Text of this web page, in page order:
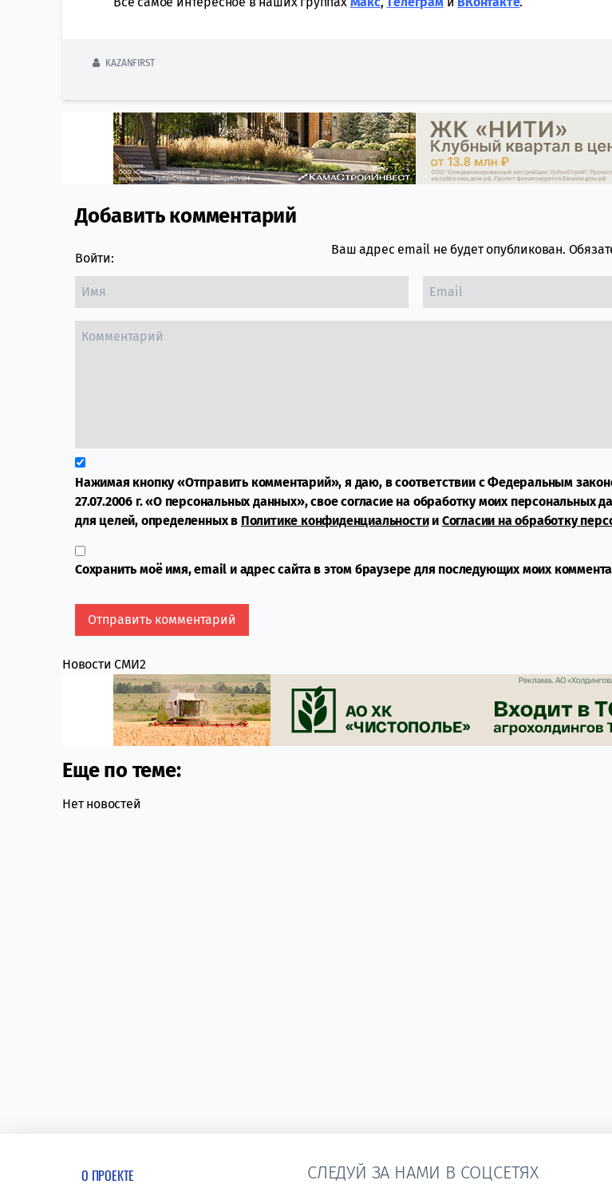
KAZANFIRST
Comment section
Добавить комментарий
Войти:
Ваш адрес email не будет опубликован.
Нажимая кнопку «Отправить комментарий», я даю, в соответствии с Федеральным
27.07.2006 г. «О персональных данных», свое согласие на обработку моих персональных
для целей, определенных в Политике конфиденциальностии Согласии на обработку
Сохранить моё имя, email и адрес сайта в этом браузере для последующих моих
Новости СМИ2
Еще по теме:
Нет новостей
О ПРОЕКТЕ СЛЕДУЙ ЗА НАМИ В СОЦСЕТЯХ